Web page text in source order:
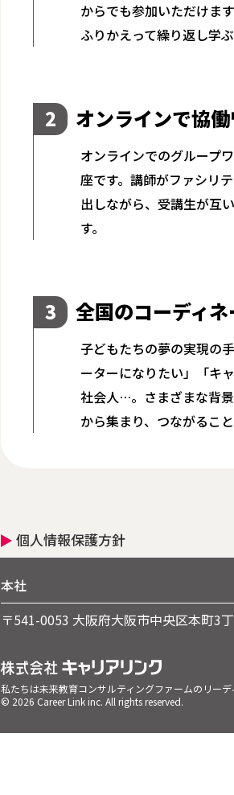
からでも参加いただけま
ふりかえって繰り返し学
2 オンラインで協
オンラインでのグループ
座です。講師がファシリ
出しながら、受講生が互
す。
3 全国のコーディ
子どもたちの夢の実現の
ーターになりたい」「キ
社会人…。さまざまな背
から集まり、つながるこ
個人情報保護方針
本社
〒541-0053 大阪府大阪市中央区本町3
私たちは未来教育コンサルティングファームのリー
© 2026 Career Link inc. All rights reserved.